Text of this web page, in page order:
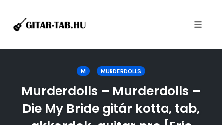
M MURDERDOLLS
Murderdolls – Murderdolls –
Die My Bride gitár kotta, tab,